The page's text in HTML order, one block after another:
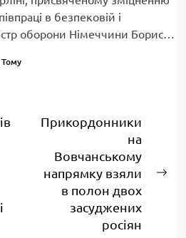
в безпековій і
оборони Німеччини Борис
Тому
Прикордонники
на
Вовчанському
напрямку взяли
в полон двох
засуджених
росіян